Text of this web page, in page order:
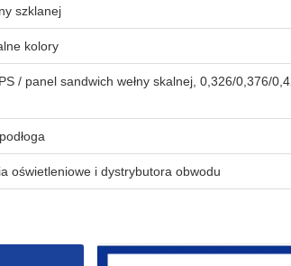
szklanej
kolory
/ panel sandwich wełny skalnej, 0,326/0,376/
oświetleniowe i dystrybutora obwodu